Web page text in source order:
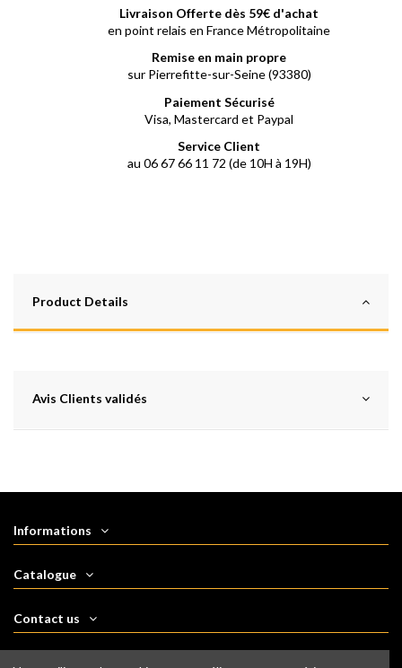
Livraison Offerte dès 59€ d'achat
en point relais en France Métropolitaine
Remise en main propre
sur Pierrefitte-sur-Seine (93380)
Paiement Sécurisé
Visa, Mastercard et Paypal
Service Client
au 06 67 66 11 72 (de 10H à 19H)
Product Details
Avis Clients validés
Informations
Catalogue
Contact us